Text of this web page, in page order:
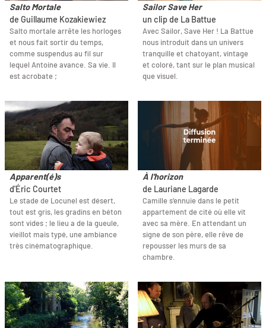
Salto Mortale
de Guillaume Kozakiewiez
Salto mortale arrête les horloges
et nous fait sortir du temps,
comme suspendus au fil sur
lequel Antoine avance. Sa vie. Il
est acrobate ;
Sailor Save Her
un clip de La Battue
Avec Sailor, Save Her ! La Battue
nous introduit dans un univers
tranquille et chatoyant, vintage
et coloré, tant sur le plan musical
que visuel.
Apparent(é)s
d'Éric Courtet
Le stade de Locunel est désert,
tout est gris, les gradins en béton
sont vides ; le lieu a de la gueule,
vieillot mais typé, une ambiance
très cinématographique.
À l'horizon
de Lauriane Lagarde
Camille s’ennuie dans le petit
appartement de cité où elle vit
avec sa mère. En attendant un
signe de son père, elle rêve de
repousser les murs de sa
chambre.